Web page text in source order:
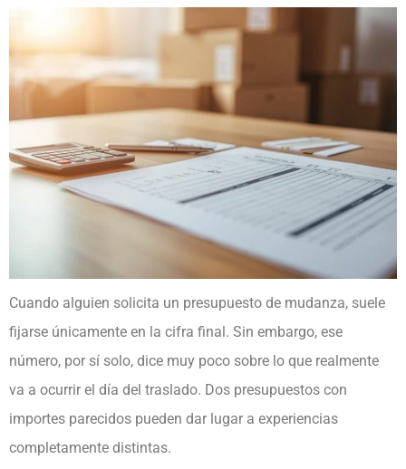
Cuando alguien solicita un presupuesto de mudanza, suele
fijarse únicamente en la cifra final. Sin embargo, ese
número, por sí solo, dice muy poco sobre lo que realmente
va a ocurrir el día del traslado. Dos presupuestos con
importes parecidos pueden dar lugar a experiencias
completamente distintas.